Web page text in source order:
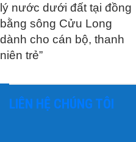
lý nước dưới đất tại đồng
bằng sông Cửu Long
dành cho cán bộ, thanh
niên trẻ”
LIÊN HỆ CHÚNG TÔI